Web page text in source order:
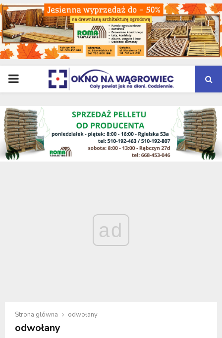
PRIMARY
MENU
ad
Strona główna odwołany
odwołany